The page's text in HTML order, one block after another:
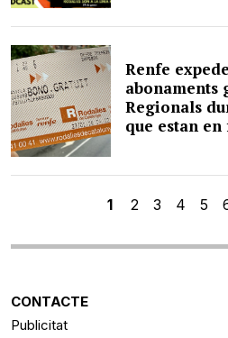
Renfe
abonaments
Regionals
que estan
1 2 3 4 5
CONTACTE
Publicitat